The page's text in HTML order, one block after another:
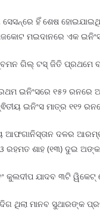
ହିଁ ଶେଷ
ମଇଦାନରେ ଏକ
ଗିଲ୍ ଟସ୍ ଜିତି ପ୍ରଥମେ
ଇନିଂସରେ ୧୫୨
ଇନିଂସ ମାତ୍ର ୧୧୨
ଦଳର
ରହମତ ଶାହ (୧୩) ଦୁଇ
କୁଲଦୀପ ଯାଦବ ୩ଟି
ଥିଲା ମାନବ ସୁଥାରଙ୍କ